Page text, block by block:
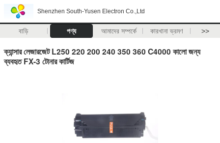
Shenzhen South-Yusen Electron Co.,Ltd
বাড়ি পণ্য আমাদের সম্পর্কে কারখানা ভ্রমণ >>
ক্যান্সার লেজারজেট L250 220 200 240 350 360 C4000 কালো জন্য
ব্যবহৃত FX-3 টোনার কার্টিজ